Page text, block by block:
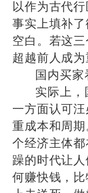
以作为古代
事实上填补
空白。若这
超越前人成为
国内买家
实际上，
一方面认可
重成本和周
个经济主体
躁的时代让
何赚快钱，